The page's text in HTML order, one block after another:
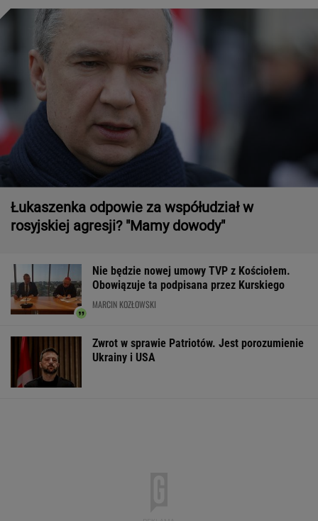
Łukaszenka odpowie za współudział w
rosyjskiej agresji? "Mamy dowody"
Nie będzie nowej umowy TVP z Kościołem.
Obowiązuje ta podpisana przez Kurskiego
MARCIN KOZŁOWSKI
Zwrot w sprawie Patriotów. Jest porozumienie
Ukrainy i USA